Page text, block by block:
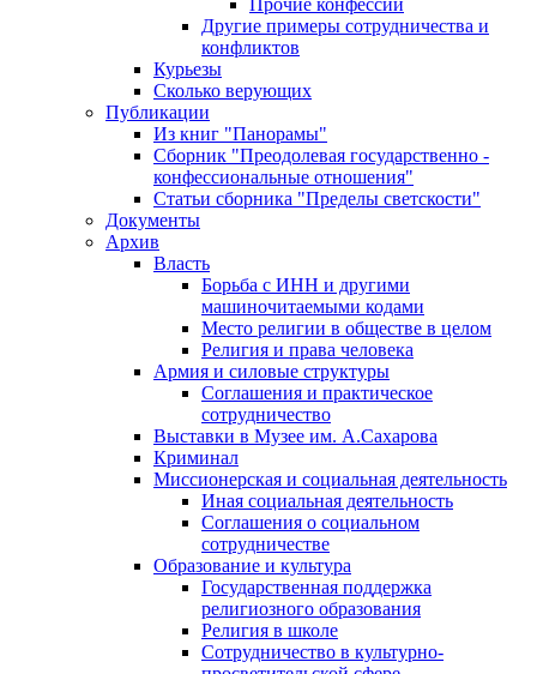
Прочие конфессии
Другие примеры сотрудничества и
конфликтов
Курьезы
Сколько верующих
Публикации
Из книг "Панорамы"
Сборник "Преодолевая государственно -
конфессиональные отношения"
Статьи сборника "Пределы светскости"
Документы
Архив
Власть
Борьба с ИНН и другими
машиночитаемыми кодами
Место религии в обществе в целом
Религия и права человека
Армия и силовые структуры
Соглашения и практическое
сотрудничество
Выставки в Музее им. А.Сахарова
Криминал
Миссионерская и социальная деятельность
Иная социальная деятельность
Соглашения о социальном
сотрудничестве
Образование и культура
Государственная поддержка
религиозного образования
Религия в школе
Сотрудничество в культурно-